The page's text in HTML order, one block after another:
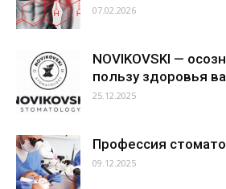
07.02.2026
NOVIKOVSKI —
пользу здоровья
25.12.2025
Профессия
09.12.2025